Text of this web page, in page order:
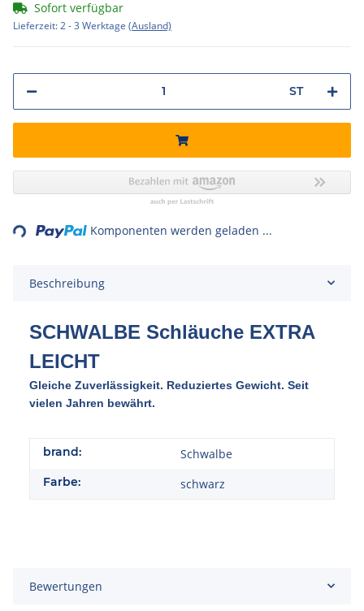
Sofort verfügbar
Lieferzeit:2 - 3 Werktage (Ausland)
ST
Komponenten werden geladen ...
Beschreibung
SCHWALBE Schläuche EXTRA
LEICHT
Gleiche Zuverlässigkeit. Reduziertes Gewicht. Seit
vielen Jahren bewährt.
brand: Schwalbe
Farbe: schwarz
Bewertungen